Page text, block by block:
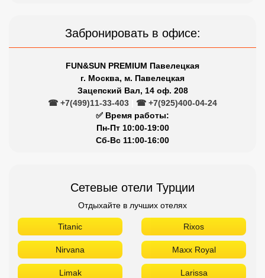
Забронировать в офисе:
FUN&SUN PREMIUM Павелецкая
г. Москва, м. Павелецкая
Зацепский Вал, 14 оф. 208
☎ +7(499)11-33-403
☎ +7(925)400-04-24
✅ Время работы:
Пн-Пт 10:00-19:00
Сб-Вс 11:00-16:00
Сетевые отели Турции
Отдыхайте в лучших отелях
Titanic Rixos
Nirvana Maxx Royal
Limak Larissa